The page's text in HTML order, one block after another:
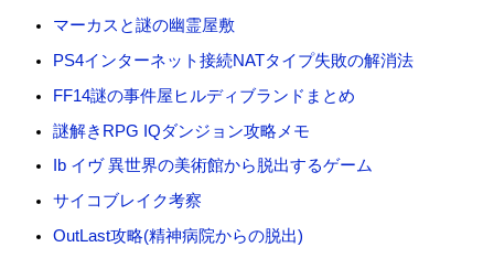
マーカスと謎の幽霊屋敷
PS4インターネット接続NATタイプ失敗の解消法
FF14謎の事件屋ヒルディブランドまとめ
謎解きRPG IQダンジョン攻略メモ
Ib イヴ 異世界の美術館から脱出するゲーム
サイコブレイク考察
OutLast攻略(精神病院からの脱出)